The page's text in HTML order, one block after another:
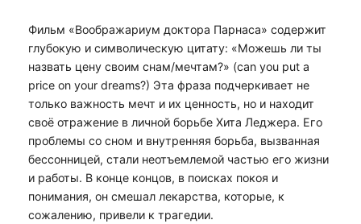
Фильм «Воображариум доктора Парнаса» содержит
глубокую и символическую цитату: «Можешь ли ты
назвать цену своим снам/мечтам?» (can you put a
price on your dreams?) Эта фраза подчеркивает не
только важность мечт и их ценность, но и находит
своё отражение в личной борьбе Хита Леджера. Его
проблемы со сном и внутренняя борьба, вызванная
бессонницей, стали неотъемлемой частью его жизни
и работы. В конце концов, в поисках покоя и
понимания, он смешал лекарства, которые, к
сожалению, привели к трагедии.